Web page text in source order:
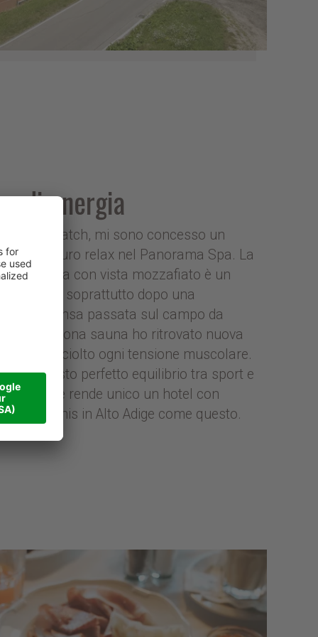
ed
di energia
il mio match, mi sono concesso un
di puro relax nel Panorama Spa. La
coperta con vista mozzafiato è un
paradiso, soprattutto dopo una
intensa passata sul campo da
Nella zona sauna ho ritrovato nuova
e ho sciolto ogni tensione muscolare.
questo perfetto equilibrio tra sport e
che rende unico un hotel con
da tennis in Alto Adige come questo.